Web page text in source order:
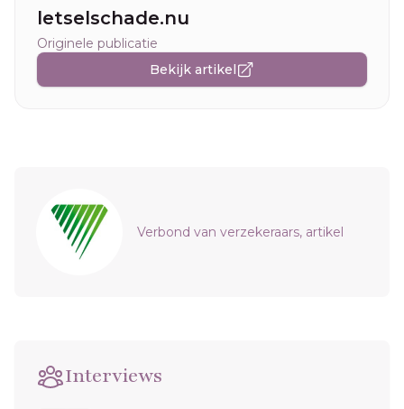
letselschade.nu
Originele publicatie
Bekijk artikel
Verbond van verzekeraars, artikel
Interviews